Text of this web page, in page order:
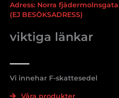
Adress: Norra
(EJ BESÖKSADRESS)
viktiga länkar
Vi innehar F-skattesedel
Våra produkter